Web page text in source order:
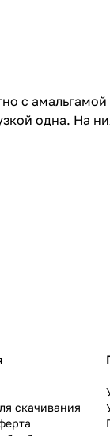
с амальгамой
одна. На
скачивания